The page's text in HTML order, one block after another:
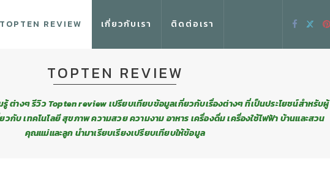
TOPTEN REVIEW เกี่ยวกับเรา ติดต่อเรา
TOPTEN REVIEW
มรู้ ต่างๆ รีวิว Topten review เปรียบเทียบข้อมูลเกี่ยวกับเรื่องต่างๆ ที่เป็นประโยชน์สำหรับผู้
ยวกับ เทคโนโลยี สุขภาพ ความสวย ความงาม อาหาร เครื่องดื่ม เครื่องใช้ไฟฟ้า บ้านและสวน
คุณแม่และลูก นำมาเรียบเรียงเปรียบเทียบให้ข้อมูล